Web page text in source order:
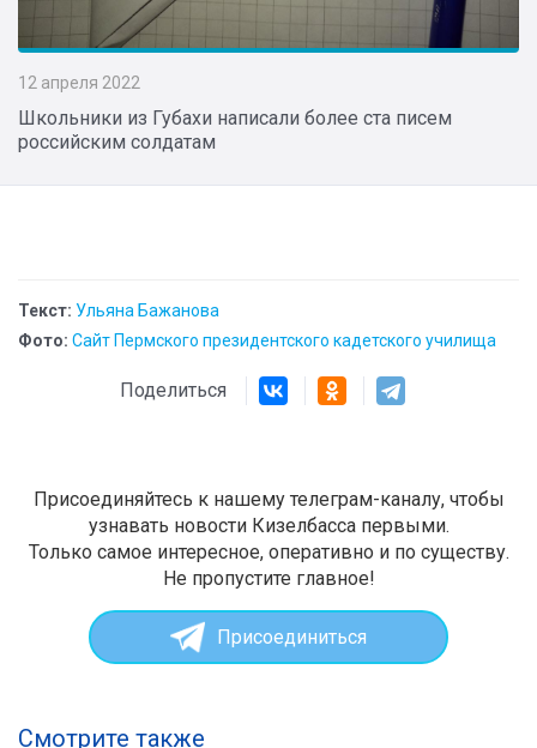
12 апреля 2022
Школьники из Губахи написали более ста писем
российским солдатам
Текст: Ульяна Бажанова
Фото: Сайт Пермского президентского кадетского училища
Поделиться
Присоединяйтесь к нашему телеграм-каналу, чтобы
узнавать новости Кизелбасса первыми.
Только самое интересное, оперативно и по существу.
Не пропустите главное!
Присоединиться
Смотрите также